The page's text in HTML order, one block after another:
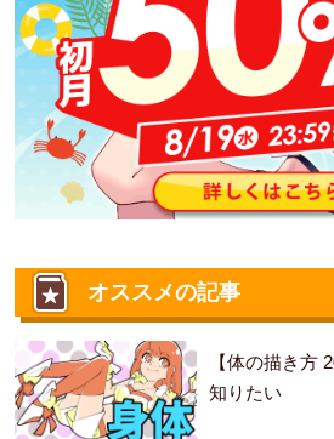
オススメの記事
【体の描き方
知りたい